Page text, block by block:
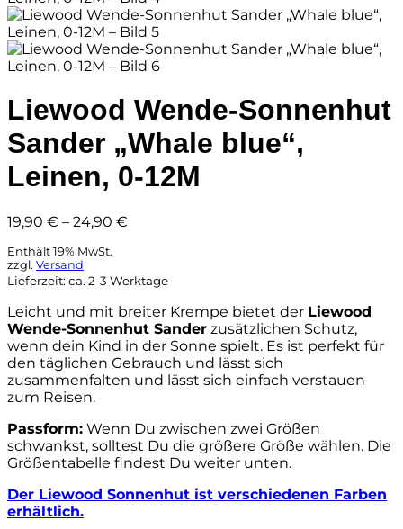
Liewood Wende-Sonnenhut
Sander „Whale blue“,
Leinen, 0-12M
19,90 € – 24,90 €
24,90 €
Enthält 19% MwSt.
zzgl. Versand
Lieferzeit: ca. 2-3 Werktage
Leicht und mit breiter Krempe bietet der Liewood
Wende-Sonnenhut Sander zusätzlichen Schutz,
wenn dein Kind in der Sonne spielt. Es ist perfekt für
den täglichen Gebrauch und lässt sich
zusammenfalten und lässt sich einfach verstauen
zum Reisen.
Passform: Wenn Du zwischen zwei Größen
schwankst, solltest Du die größere Größe wählen. Die
Größentabelle findest Du weiter unten.
Der Liewood Sonnenhut ist verschiedenen Farben
erhältlich.